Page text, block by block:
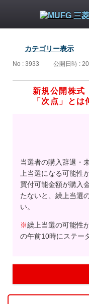
カテゴリー表示
No : 3933 公開日時 :
新規公開株式
「次点」とは
当選者の購入辞退・
上当選になる可能性
買付可能金額が購入
たないと、繰上当選
い。
※繰上当選の可能性
の午前10時にステー